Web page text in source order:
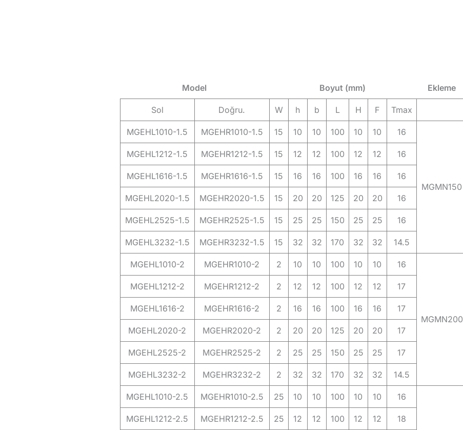
Model Boyut (mm) Ekleme
Sol Doğru. W h b L H F Tmax
MGEHL1010-1.5 MGEHR1010-1.5 15 10 10 100 10 10 16
MGMN150
MGEHL1212-1.5 MGEHR1212-1.5 15 12 12 100 12 12 16
MGEHL1616-1.5 MGEHR1616-1.5 15 16 16 100 16 16 16
MGEHL2020-1.5 MGEHR2020-1.5 15 20 20 125 20 20 16
MGEHL2525-1.5 MGEHR2525-1.5 15 25 25 150 25 25 16
MGEHL3232-1.5 MGEHR3232-1.5 15 32 32 170 32 32 14.5
MGEHL1010-2 MGEHR1010-2 2 10 10 100 10 10 16
MGMN200
MGEHL1212-2 MGEHR1212-2 2 12 12 100 12 12 17
MGEHL1616-2 MGEHR1616-2 2 16 16 100 16 16 17
MGEHL2020-2 MGEHR2020-2 2 20 20 125 20 20 17
MGEHL2525-2 MGEHR2525-2 2 25 25 150 25 25 17
MGEHL3232-2 MGEHR3232-2 2 32 32 170 32 32 14.5
MGEHL1010-2.5 MGEHR1010-2.5 25 10 10 100 10 10 16
MGEHL1212-2.5 MGEHR1212-2.5 25 12 12 100 12 12 18